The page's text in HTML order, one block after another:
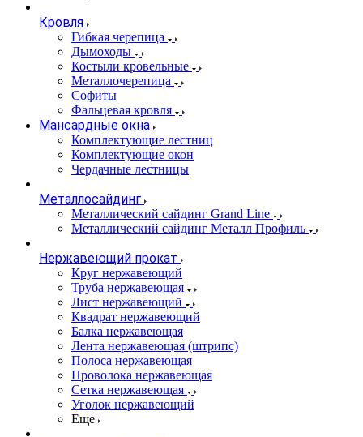
Кровля
Гибкая черепица
Дымоходы
Костыли кровельные
Металлочерепица
Софиты
Фальцевая кровля
Мансардные окна
Комплектующие лестниц
Комплектующие окон
Чердачные лестницы
Металлосайдинг
Металлический сайдинг Grand Line
Металлический сайдинг Металл Профиль
Нержавеющий прокат
Круг нержавеющий
Труба нержавеющая
Лист нержавеющий
Квадрат нержавеющий
Балка нержавеющая
Лента нержавеющая (штрипс)
Полоса нержавеющая
Проволока нержавеющая
Сетка нержавеющая
Уголок нержавеющий
Еще